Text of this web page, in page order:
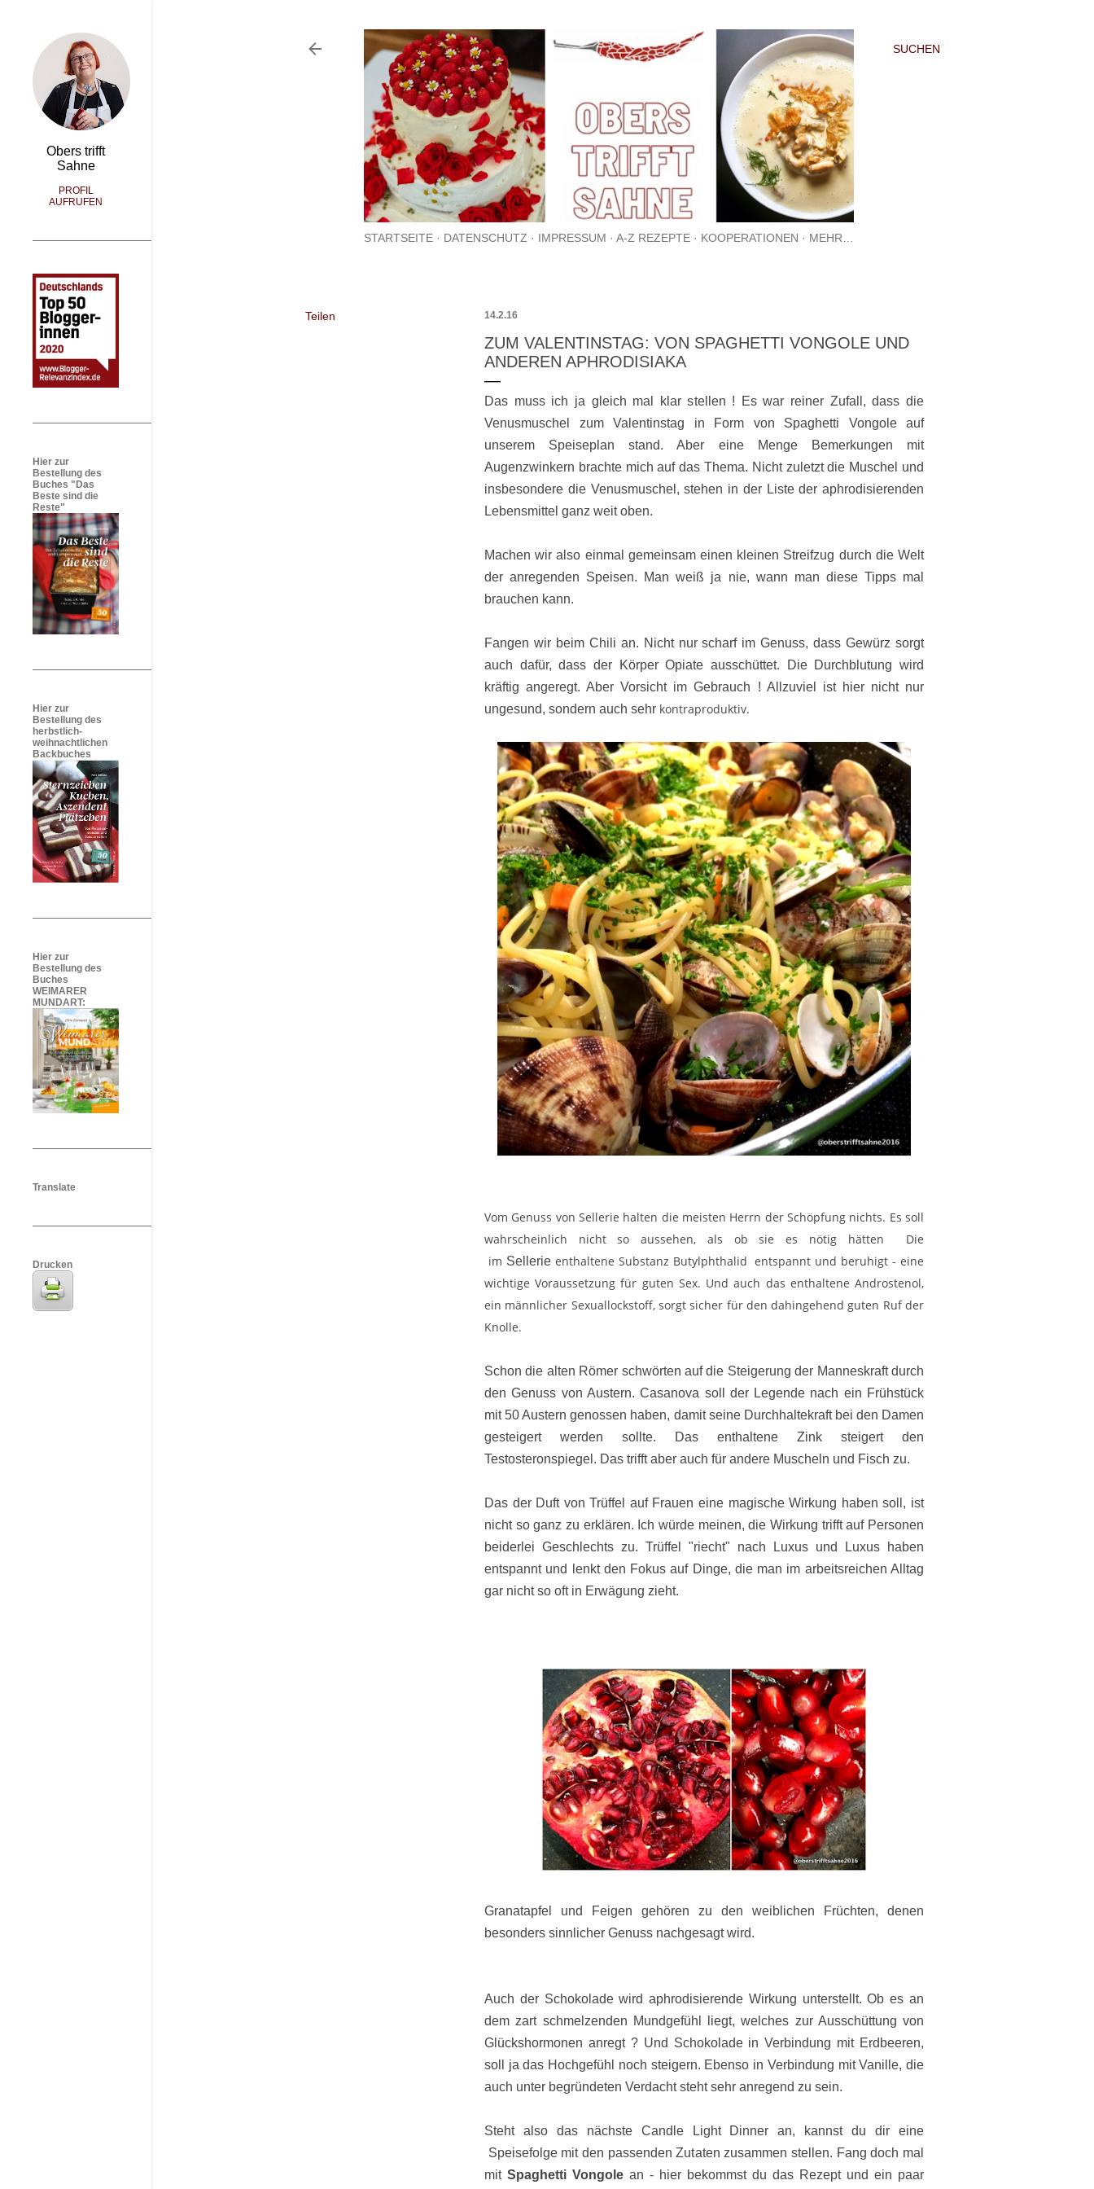
SUCHEN
STARTSEITE DATENSCHUTZ IMPRESSUM A-Z REZEPTE KOOPERATIONEN MEHR…
Teilen 14.2.16
ZUM VALENTINSTAG: VON SPAGHETTI VONGOLE UND
ANDEREN APHRODISIAKA
Das muss ich ja gleich mal klar stellen ! Es war reiner Zufall, dass die
Venusmuschel zum Valentinstag in Form von Spaghetti Vongole auf
unserem Speiseplan stand. Aber eine Menge Bemerkungen mit
Augenzwinkern brachte mich auf das Thema. Nicht zuletzt die Muschel und
insbesondere die Venusmuschel, stehen in der Liste der aphrodisierenden
Lebensmittel ganz weit oben.
Machen wir also einmal gemeinsam einen kleinen Streifzug durch die Welt
der anregenden Speisen. Man weiß ja nie, wann man diese Tipps mal
brauchen kann.
Fangen wir beim Chili an. Nicht nur scharf im Genuss, dassGewürz sorgt
auch dafür, dass der Körper Opiate ausschüttet. Die Durchblutung wird
kräftig angeregt. Aber Vorsicht im Gebrauch ! Allzuviel ist hier nicht nur
ungesund, sondern auch sehr kontraproduktiv.
Vom Genuss von Sellerie halten die meisten Herrn der Schöpfung nichts. Es soll
wahrscheinlich nicht so aussehen, als ob sie es nötig hätten Die
im Sellerie enthaltene Substanz Butylphthalid entspannt und beruhigt - eine
wichtige Voraussetzung für guten Sex. Und auch das enthaltene Androstenol,
ein männlicher Sexuallockstoff, sorgt sicher für den dahingehend guten Ruf der
Knolle.
Schon die alten Römer schwörten auf die Steigerung der Manneskraft durch
den Genuss von Austern. Casanova soll der Legende nach ein Frühstück
mit 50 Austern genossen haben, damit seine Durchhaltekraft bei den Damen
gesteigert werden sollte. Das enthaltene Zink steigert den
Testosteronspiegel. Das trifft aber auch für andere Muscheln und Fisch zu.
Das der Duft von Trüffel auf Frauen eine magische Wirkung haben soll, ist
nicht so ganz zu erklären. Ich würde meinen, die Wirkung trifft auf Personen
beiderlei Geschlechts zu. Trüffel "riecht" nach Luxus und Luxus haben
entspannt und lenkt den Fokus auf Dinge, die man im arbeitsreichen Alltag
gar nicht so oft in Erwägung zieht.
Granatapfel und Feigen gehören zu den weiblichen Früchten, denen
besonders sinnlicher Genuss nachgesagt wird.
Auch der Schokolade wird aphrodisierende Wirkung unterstellt. Ob es an
dem zart schmelzenden Mundgefühl liegt, welches zur Ausschüttung von
Glückshormonen anregt ? Und Schokolade in Verbindung mit Erdbeeren,
soll ja das Hochgefühl noch steigern. Ebenso in Verbindung mit Vanille, die
auch unter begründeten Verdacht steht sehr anregend zu sein.
Steht also das nächste Candle Light Dinner
an, kannst du dir eine
Speisefolge mit den passenden Zutaten zusammen stellen. Fang doch mal
mit Spaghetti Vongole an - hier bekommst du das Rezept und ein paar
Obers trifft
Sahne
PROFIL
AUFRUFEN
Hier zur
Bestellung des
Buches "Das
Beste sind die
Reste"
Hier zur
Bestellung des
herbstlich-
weihnachtlichen
Backbuches
Hier zur
Bestellung des
Buches
WEIMARER
MUNDART:
Translate
Drucken